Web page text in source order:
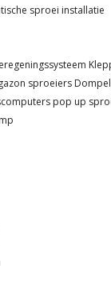
sproei installatie
gazon sproeiers
pop up